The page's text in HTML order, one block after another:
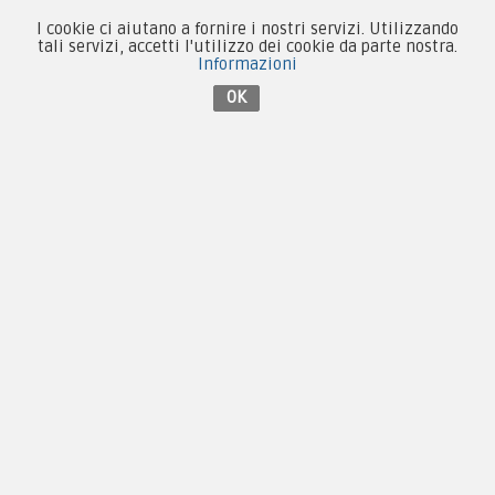
Contattaci su Facebook
I cookie ci aiutano a fornire i nostri servizi. Utilizzando
tali servizi, accetti l'utilizzo dei cookie da parte nostra.
Informazioni
OK